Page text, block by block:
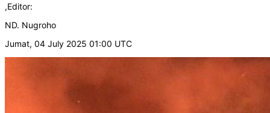
,Editor:
ND. Nugroho
Jumat, 04 July 2025 01:00 UTC